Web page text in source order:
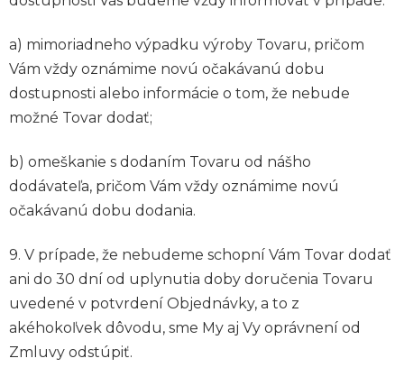
a) mimoriadneho výpadku výroby Tovaru, pričom
Vám vždy oznámime novú očakávanú dobu
dostupnosti alebo informácie o tom, že nebude
možné Tovar dodať;
b) omeškanie s dodaním Tovaru od nášho
dodávateľa, pričom Vám vždy oznámime novú
očakávanú dobu dodania.
9. V prípade, že nebudeme schopní Vám Tovar dodať
ani do 30 dní od uplynutia doby doručenia Tovaru
uvedené v potvrdení Objednávky, a to z
akéhokoľvek dôvodu, sme My aj Vy oprávnení od
Zmluvy odstúpiť.